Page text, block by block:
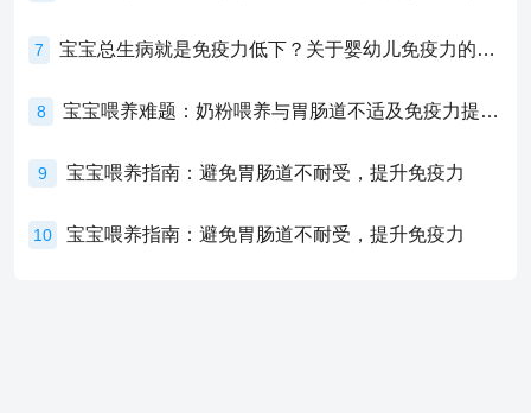
7 宝宝总生病就是免疫力低下？关于婴幼儿免疫力的真相，家长必须了解！
8 宝宝喂养难题：奶粉喂养与胃肠道不适及免疫力提升的奥秘
9 宝宝喂养指南：避免胃肠道不耐受，提升免疫力
10 宝宝喂养指南：避免胃肠道不耐受，提升免疫力